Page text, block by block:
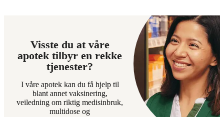
Visste du at våre
apotek tilbyr en rekke
tjenester?
I våre apotek kan du få hjelp til
blant annet vaksinering,
veiledning om riktig medisinbruk,
multidose og